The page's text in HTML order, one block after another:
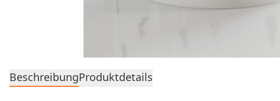
BeschreibungProduktdetails